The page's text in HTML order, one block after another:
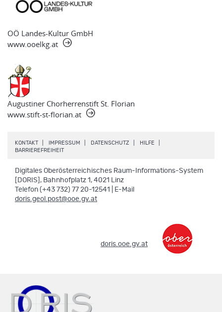
OÖ Landes-Kultur GmbH
www.ooelkg.at
Augustiner Chorherrenstift St. Florian
www.stift-st-florian.at
KONTAKT IMPRESSUM DATENSCHUTZ HILFE
BARRIEREFREIHEIT.
Digitales Oberösterreichisches Raum-Informations-System
[DORIS], Bahnhofplatz 1, 4021 Linz
Telefon (+43 732) 77 20-12541 | E-Mail
doris.geol.post@ooe.gv.at
doris.ooe.gv.at.